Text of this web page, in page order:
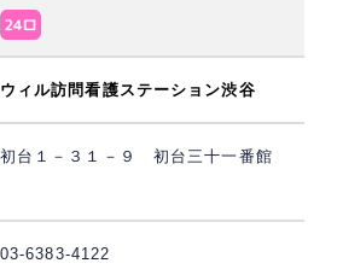
ウィル訪問看護ステーション渋谷
初台１－３１－９ 初台三十一番館
03-6383-4122